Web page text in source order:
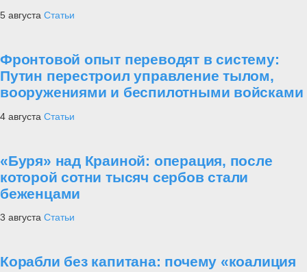
5 августа Статьи
Фронтовой опыт переводят в систему:
Путин перестроил управление тылом,
вооружениями и беспилотными войсками
4 августа Статьи
«Буря» над Краиной: операция, после
которой сотни тысяч сербов стали
беженцами
3 августа Статьи
Корабли без капитана: почему «коалиция